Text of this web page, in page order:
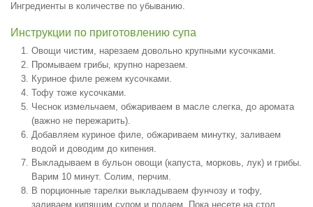
Ингредиенты в количестве по убыванию.
Инструкции по приготовлению супа
Овощи чистим, нарезаем довольно крупными кусочками.
Промываем грибы, крупно нарезаем.
Куриное филе режем кусочками.
Тофу тоже кусочками.
Чеснок измельчаем, обжариваем в масле слегка, до аромата
(важно не пережарить).
Добавляем куриное филе, обжариваем минутку, заливаем
водой и доводим до кипения.
Выкладываем в бульон овощи (капуста, морковь, лук) и грибы.
Варим 10 минут. Солим, перчим.
В порционные тарелки выкладываем фунчозу и тофу,
заливаем кипящим супом и подаем. Пока несете на стол,